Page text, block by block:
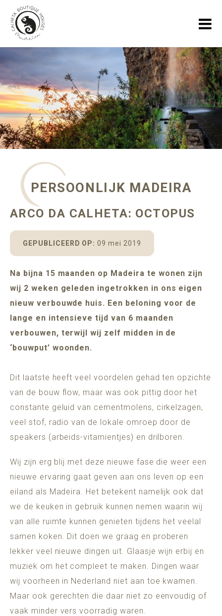
ADULTS ONLY (16+)
BESCHIKBAARHEID
HOME
VAKANTIEHUIZEN
GALLERY
OVER ONS
BLOGS OVER MADEIRA
PERSOONLIJK MADEIRA
ARCO DA CALHETA: OCTOPUS
GEPUBLICEERD OP:09 mei 2019
​​​​​​​Na bijna 15 maanden op Madeira te wonen zijn
wij 2 weken geleden ingetrokken in ons eigen
nieuw verbouwde huis. Een beloning voor de
lange en intensieve tijd van 6 maanden
verbouwen, terwijl wij zelf midden in de
‘bouwput’ woonden.
Dit laatste heeft veel voordelen gehad ten opzichte
van de bouw flow, maar was ook pittig door het
constante geluid van cementmolens, cirkelzagen,
veel stof, radio van de lokale omroep door de
speakers (arbeids-vitamientjes) en drilboren.
Wij zijn erg blij met deze nieuwe fase die weer een
nieuwe ervaring gaat geven aan ons leven op een
eiland als Madeira. Het betekent namelijk ook dat
we de keuken in gebruik kunnen nemen waarin wij
van alle ruimte kunnen genieten tijdens het veelal
samen koken. Dit doen we graag en proberen
lekker veel nieuwe dingen uit. Glaasje wijn erbij en
muziek om het compleet te maken. Dingen waar
wij voorheen in Nederland niet aan toe kwamen.
Maar ook gerechten die daar niet zo eenvoudig of
vaak minder vers voorradig waren.